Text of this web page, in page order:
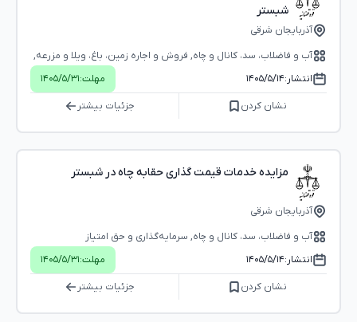
شبستر
آذربایجان شرقی
آب و فاضلاب، سد، کانال و چاه, فروش و اجاره زمین، باغ، ویلا و مزرعه,
سرمایه‌گذاری و حق امتیاز
انتشار:۱۴۰۵/۵/۱۴ مهلت:۱۴۰۵/۵/۳۱
نشان کردن جزئیات بیشتر
مزایده خدمات قیمت گذاری حقابه چاه در شبستر
آذربایجان شرقی
آب و فاضلاب، سد، کانال و چاه, سرمایه‌گذاری و حق امتیاز
انتشار:۱۴۰۵/۵/۱۴ مهلت:۱۴۰۵/۵/۳۱
نشان کردن جزئیات بیشتر